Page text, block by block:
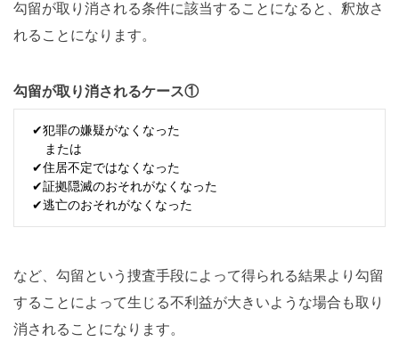
勾留が取り消される条件に該当することになると、釈放さ
れることになります。
勾留が取り消されるケース①
✔犯罪の嫌疑がなくなった
または
✔住居不定ではなくなった
✔証拠隠滅のおそれがなくなった
✔逃亡のおそれがなくなった
など、勾留という捜査手段によって得られる結果より勾留
することによって生じる不利益が大きいような場合も取り
消されることになります。